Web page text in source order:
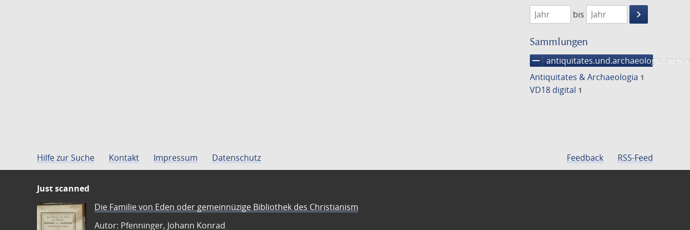
1768
1769
bis
keyboard_arrow_right
Suche
Sammlungen
remove
Antiquitates & Archaeologia 1
VD18 digital 1
Hilfe zur Suche Kontakt Impressum Datenschutz Feedback RSS-Feed
Just scanned
Die Familie von Eden oder gemeinnüzige Bibliothek des Christianism
Autor: Pfenninger, Johann Konrad